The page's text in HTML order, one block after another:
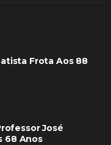
Frota Aos 88
José
68 Anos